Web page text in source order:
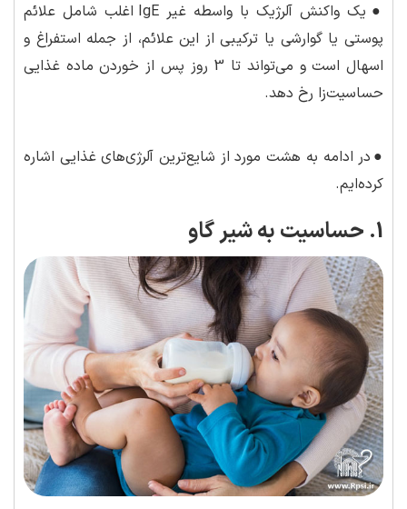
●
یک واکنش آلرژیک با واسطه غیر IgE اغلب شامل علائم
پوستی یا گوارشی یا ترکیبی از این علائم، از جمله استفراغ و
اسهال است و می‌تواند تا 3 روز پس از خوردن ماده غذایی
حساسیت‌زا رخ دهد.
● در ادامه به هشت مورد از شایع‌ترین آلرژی‌های غذایی اشاره
کرده‌ایم.
1. حساسیت به شیر گاو